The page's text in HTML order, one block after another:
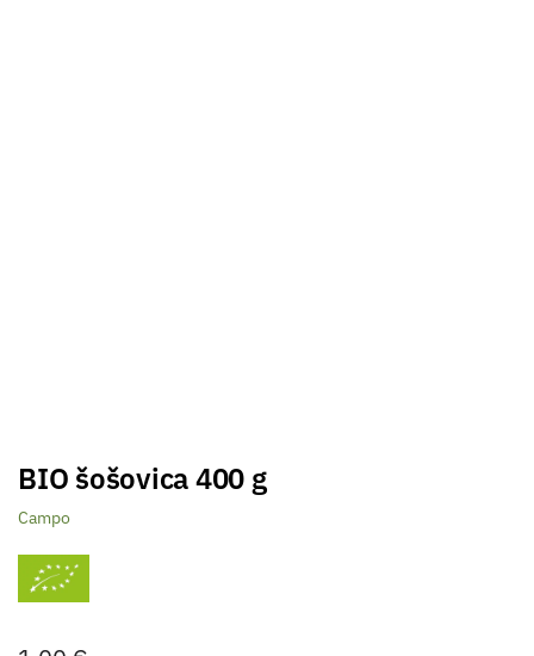
BIO šošovica 400 g
Campo